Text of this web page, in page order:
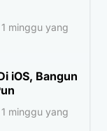
1 minggu yang
iOS, Bangun
1 minggu yang